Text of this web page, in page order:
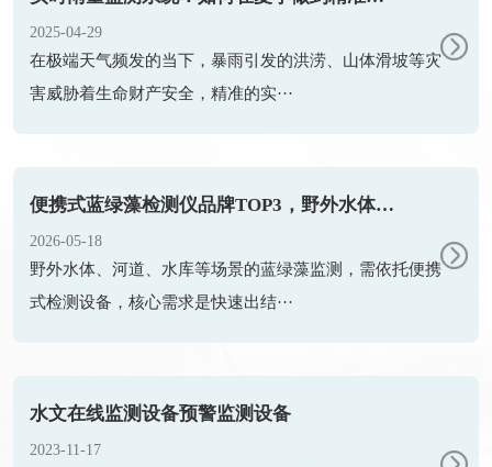
2025-04-29
在极端天气频发的当下，暴雨引发的洪涝、山体滑坡等灾
害威胁着生命财产安全，精准的实···
便携式蓝绿藻检测仪品牌TOP3，野外水体检测，快速出结果款推荐
2026-05-18
野外水体、河道、水库等场景的蓝绿藻监测，需依托便携
式检测设备，核心需求是快速出结···
水文在线监测设备预警监测设备
2023-11-17